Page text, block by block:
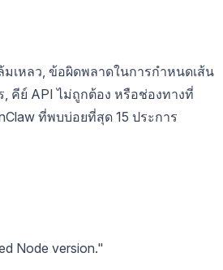
เหลว, ข้อผิดพลาดในการกำหนดเส้น
คีย์ API ไม่ถูกต้อง หรือช่องทางที่
ที่พบบ่อยที่สุด 15 ประการ
Node version."